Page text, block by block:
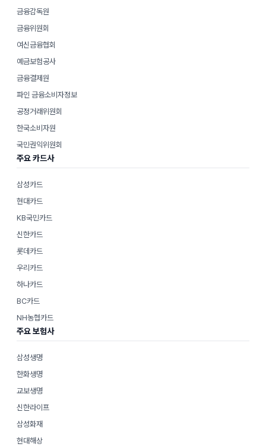
금융감독원
금융위원회
여신금융협회
예금보험공사
금융결제원
파인 금융소비자정보
공정거래위원회
한국소비자원
국민권익위원회
주요 카드사
삼성카드
현대카드
KB국민카드
신한카드
롯데카드
우리카드
하나카드
BC카드
NH농협카드
주요 보험사
삼성생명
한화생명
교보생명
신한라이프
삼성화재
현대해상